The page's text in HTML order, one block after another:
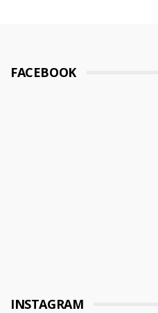
FACEBOOK
INSTAGRAM